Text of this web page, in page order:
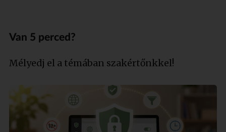
Van 5 perced?
Mélyedj el a témában szakértőnkkel!